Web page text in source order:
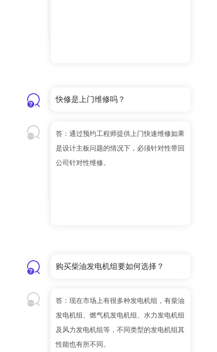
快修是上门维修吗？
答：通过预约工程师提供上门快速维修如果
是设计主板问题的情况下，必须针对性带回
公司针对性维修。
购买柴油发电机组要如何选择？
答：现在市场上有很多种发电机组，有柴油
发电机组、燃气机发电机组、水力发电机组
及风力发电机组等，不同类型的发电机组其
性能也有所不同。